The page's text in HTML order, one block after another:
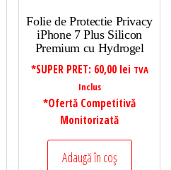
Folie de Protectie Privacy
iPhone 7 Plus Silicon
Premium cu Hydrogel
*SUPER PRET: 60,00 lei TVA
Inclus
*Ofertă Competitivă
Monitorizată
Adaugă în coș